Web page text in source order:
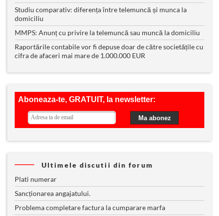
Studiu comparativ: diferența între telemuncă și munca la
domiciliu
MMPS: Anunț cu privire la telemuncă sau muncă la domiciliu
Raportările contabile vor fi depuse doar de către societățile cu
cifra de afaceri mai mare de 1.000.000 EUR
Ultimele discutii din forum
Plati numerar
Sancționarea angajatului.
Problema completare factura la cumparare marfa